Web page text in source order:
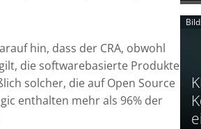
hin, dass der CRA, obwohl
die softwarebasierte Produkte
solcher, die auf Open Source
enthalten mehr als 96% der